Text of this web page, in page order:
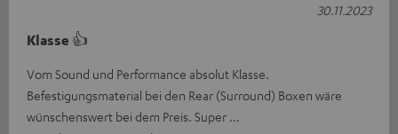
Klasse 👍
Vom Sound und Performance absolut Klasse.
Befestigungsmaterial bei den Rear (Surround) Boxen wäre
wünschenswert bei dem Preis. Super
30.11.2023